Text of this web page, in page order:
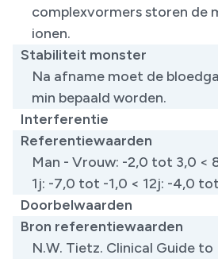
complexvormers storen de
ionen.
Stabiliteit monster
Na afname moet de
min bepaald worden.
Interferentie
Referentiewaarden
Man - Vrouw: -2,0 tot 3,0 <
1j: -7,0 tot -1,0 < 12j: -4,0
Doorbelwaarden
Bron referentiewaarden
N.W. Tietz. Clinical Guide